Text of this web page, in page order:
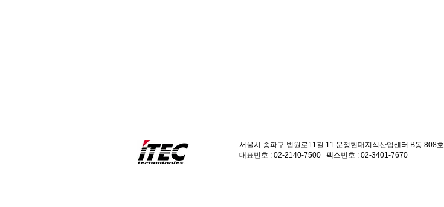
서울시 송파구 법원로11길 11 문정현대지식산업센터 B동 808호
​대표번호 : 02-2140-7500 팩스번호 : 02-3401-7670